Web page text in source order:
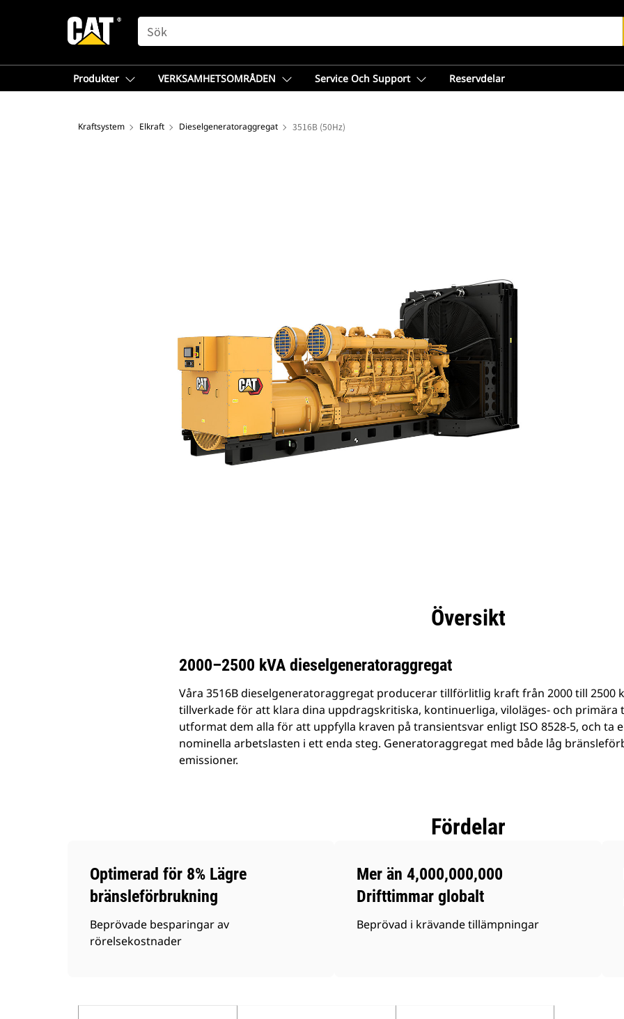
SEARCH
Produkter VERKSAMHETSOMRÅDEN Service Och Support Reservdelar
Kraftsystem Elkraft Dieselgeneratoraggregat 3516B (50Hz)
SpecifikationerÖversikt
2000–2500 kVA dieselgeneratoraggregat
Våra 3516B dieselgeneratoraggregat producerar tillförlitlig kraft från 2000 till 2500
tillverkade för att klara dina uppdragskritiska, kontinuerliga, viloläges- och primära
utformat dem alla för att uppfylla kraven på transientsvar enligt ISO 8528-5, och ta
nominella arbetslasten i ett enda steg. Generatoraggregat med både låg
emissioner.
Fördelar
Optimerad för 8% Lägre
bränsleförbrukning
Beprövade besparingar av
rörelsekostnader
Mer än 4,000,000,000
Drifttimmar globalt
Beprövad i krävande tillämpningar